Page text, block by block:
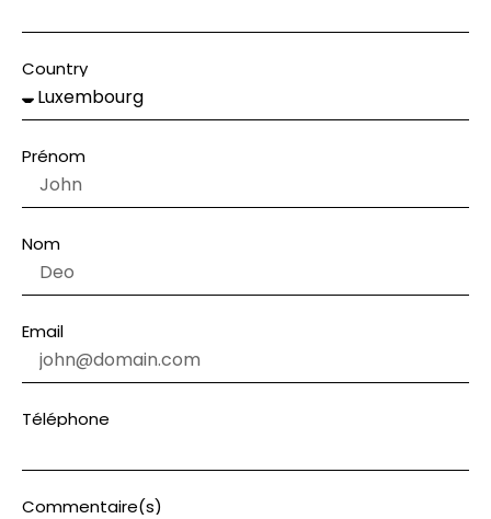
Country
Prénom
Nom
Email
Téléphone
Commentaire(s)